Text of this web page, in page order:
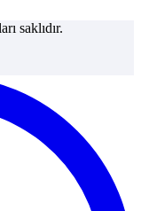
saklıdır.